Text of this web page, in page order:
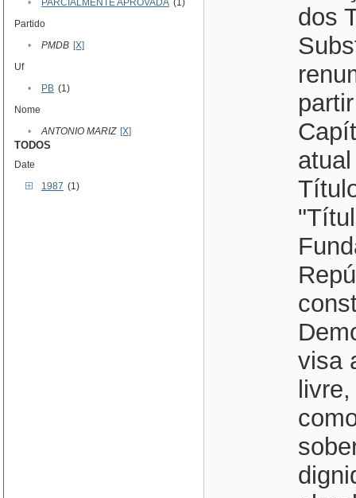
•
PARCIALMENTE APROVADA (1)
Partido
•
PMDB [X]
Uf
•
PB (1)
Nome
•
ANTONIO MARIZ [X]
TODOS
Date
1987 (1)
dos
visa